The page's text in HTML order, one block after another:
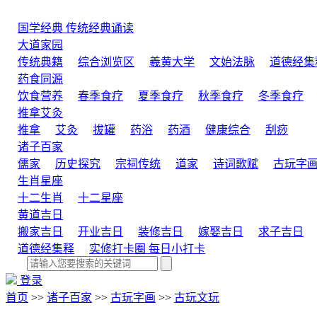
国学经典 传统经典诵读
大道家园
传统典籍
综合浏览区 羲黄大学 文始法脉
道德经集
药食同源
饮食营养
春季食疗 夏季食疗 秋季食疗 冬季食疗
推拿艾灸
推拿
艾灸 拔罐 药浴 药酒 健康综合
刮痧
诸子百家
儒家
历史探究 宗祠传统 道家 诗词歌赋 古玩字画
生肖星座
十二生肖
十二星座
黄道吉日
搬家吉日
开业吉日 装修吉日 嫁娶吉日
求子吉日
道德经集释
实修打卡圈 每日小打卡
登录
首页 >> 诸子百家 >> 古玩字画 >> 古玩文玩